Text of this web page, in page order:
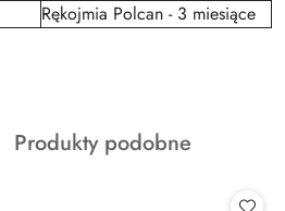
Rękojmia Polcan - 3 miesiące
Produkty
Produkty podobne